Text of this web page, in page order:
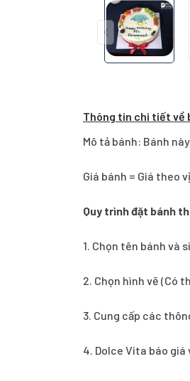
Thông tin chi tiết về
Mô tả bánh: Bánh
Giá bánh = Giá theo
Quy trình đặt bánh
1. Chọn tên bánh và
2. Chọn hình vẽ (Có
3. Cung cấp các
4. Dolce Vita báo giá